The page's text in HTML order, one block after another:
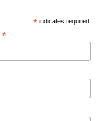
* indicates required
*